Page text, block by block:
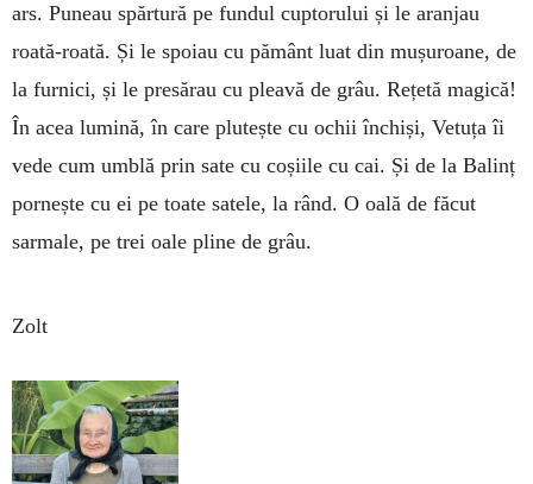
ars. Puneau spărtură pe fundul cuptorului și le aranjau
roată-roată. Și le spoiau cu pământ luat din mușuroane, de
la furnici, și le presărau cu pleavă de grâu. Rețetă magică!
În acea lumină, în care plutește cu ochii închiși, Vetuța îi
vede cum umblă prin sate cu coșiile cu cai. Și de la Balinț
pornește cu ei pe toate satele, la rând. O oală de făcut
sarmale, pe trei oale pline de grâu.
Zolt